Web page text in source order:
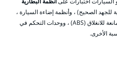
للجهد الصحيح) ، وأنظمة إضاءة السيارة ،
ومحاذاة شعاع المصباح ، وأنظمة الكبح المانعة للانغلاق (ABS) ، ووحدات التحكم في
الأخرى.